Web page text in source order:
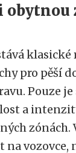
obytnou
pro pěší
Pouze
a
zónách.
na vozovce,